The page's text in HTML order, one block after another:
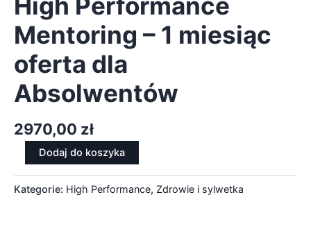
Mentoring – 1 miesiąc
oferta dla
Absolwentów
2970,00 zł
Dodaj do koszyka
Kategorie: High Performance, Zdrowie i sylwetka